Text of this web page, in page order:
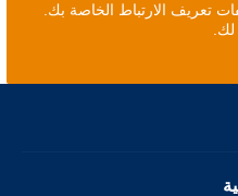
تعريف الارتباط الخاصة بك.